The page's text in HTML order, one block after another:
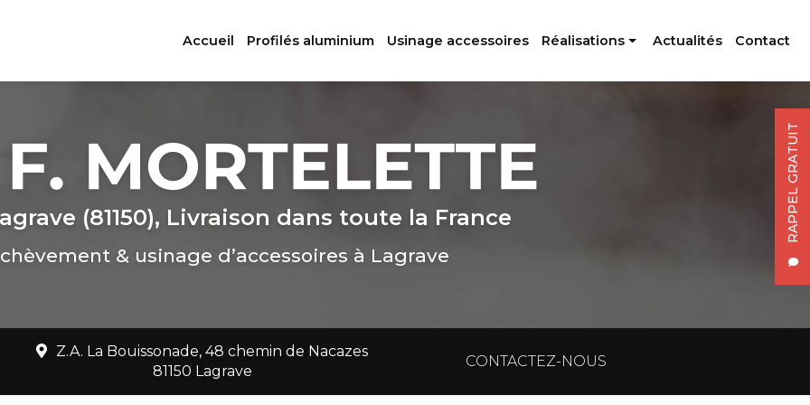
RAPPEL GRATUIT
Accueil Profilés aluminium Usinage accessoires Réalisations Actualités Contact
(81150), Livraison dans toute la France
& usinage d’accessoires à Lagrave
Z.A. La Bouissonade, 48 chemin de Nacazes
81150 Lagrave
CONTACTEZ-NOUS